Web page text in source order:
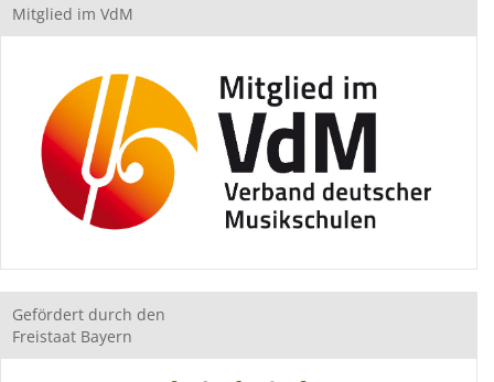
Mitglied im VdM
Gefördert durch den
Freistaat Bayern